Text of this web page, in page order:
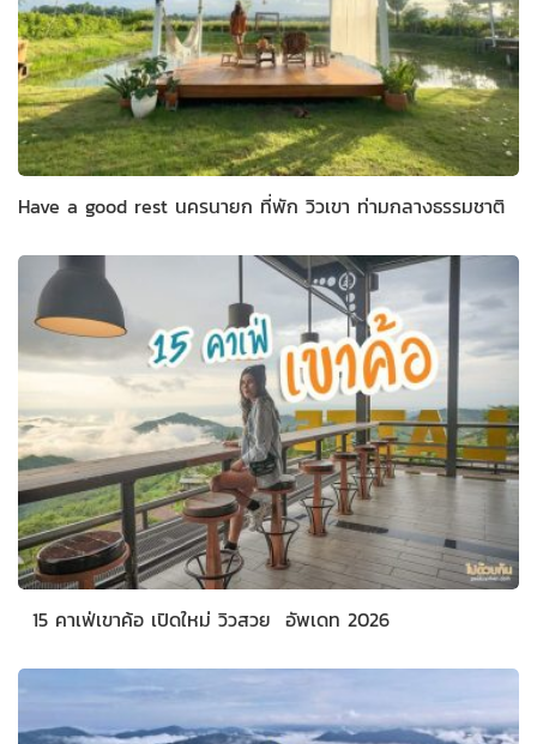
Have a good rest นครนายก ที่พัก วิวเขา ท่ามกลางธรรมชาติ
15 คาเฟ่เขาค้อ เปิดใหม่ วิวสวย อัพเดท 2026